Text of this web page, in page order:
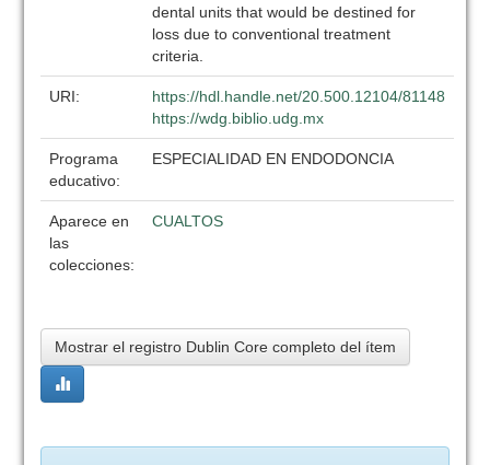
dental units that would be destined for
loss due to conventional treatment
criteria.
URI:
https://hdl.handle.net/20.500.12104/81148
https://wdg.biblio.udg.mx
Programa
educativo:
ESPECIALIDAD EN ENDODONCIA
Aparece en
las
colecciones:
CUALTOS
Mostrar el registro Dublin Core completo del ítem